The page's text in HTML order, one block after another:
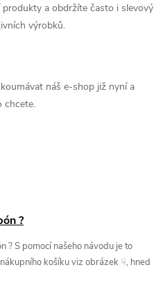
a obdržíte často i slevový
výrobků.
náš e-shop již nyní a
chcete.
?
? S pomocí našeho návodu je to
košíku viz obrázek ☟, hned